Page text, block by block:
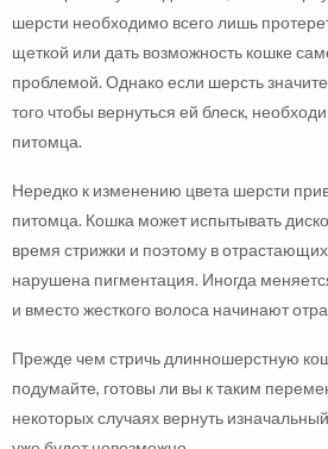
шерсти необходимо всего лишь
щеткой или дать возможность кошке
проблемой. Однако если шерсть
того чтобы вернуться ей блеск,
питомца.
Нередко к изменению цвета шерсти
питомца. Кошка может испытывать
время стрижки и поэтому в
нарушена пигментация. Иногда
и вместо жесткого волоса начинают
Прежде чем стричь длинношерстную
подумайте, готовы ли вы к таким
некоторых случаях вернуть